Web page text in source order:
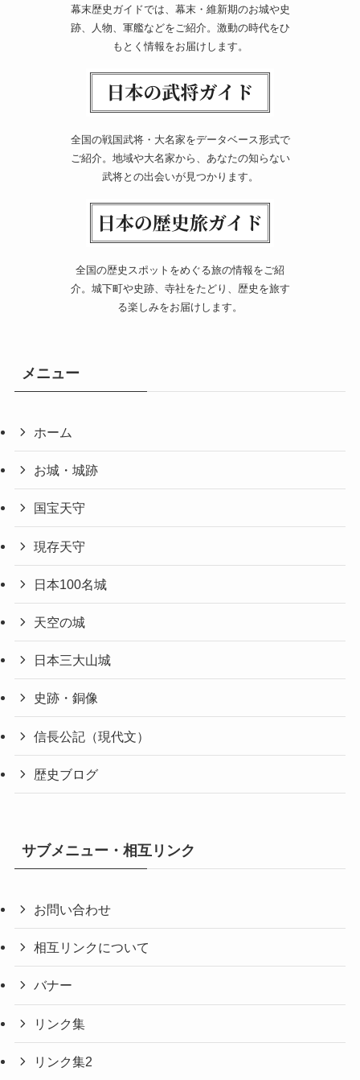
幕末歴史ガイドでは、幕末・維新期のお城や史
跡、人物、軍艦などをご紹介。激動の時代をひ
もとく情報をお届けします。
全国の戦国武将・大名家をデータベース形式で
ご紹介。地域や大名家から、あなたの知らない
武将との出会いが見つかります。
全国の歴史スポットをめぐる旅の情報をご紹
介。城下町や史跡、寺社をたどり、歴史を旅す
る楽しみをお届けします。
メニュー
ホーム
お城・城跡
国宝天守
現存天守
日本100名城
天空の城
日本三大山城
史跡・銅像
信長公記（現代文）
歴史ブログ
サブメニュー・相互リンク
お問い合わせ
相互リンクについて
バナー
リンク集
リンク集2